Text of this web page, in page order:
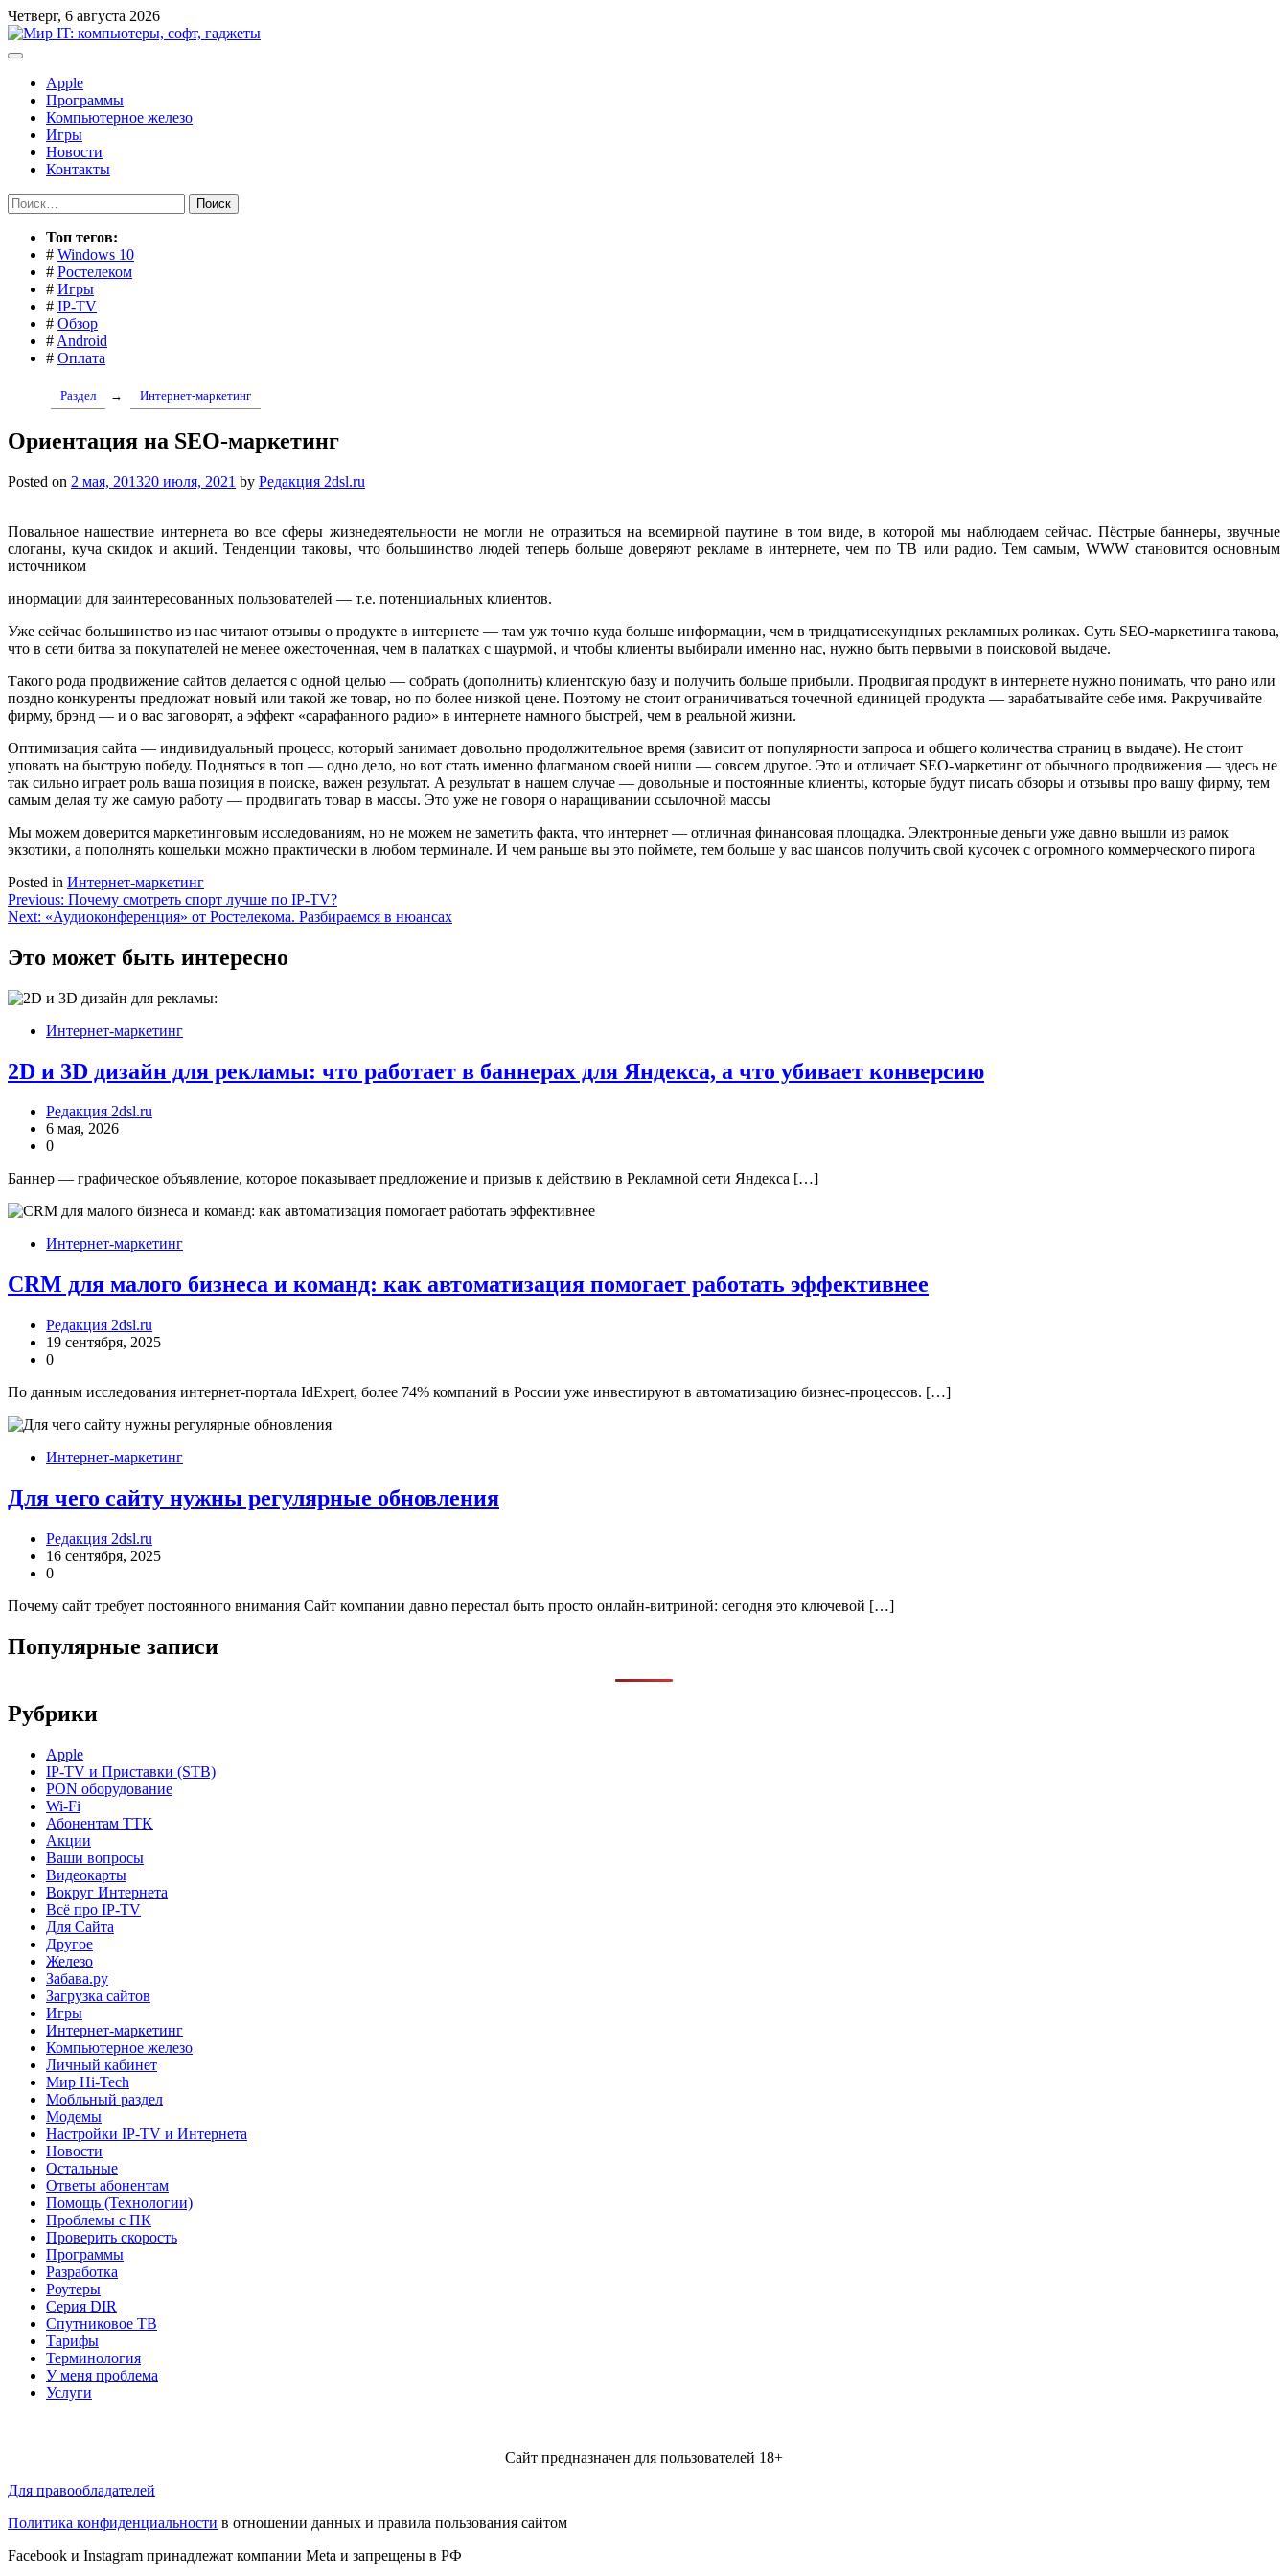
Перейти
к
содержимому
Четверг, 6 августа 2026
Apple
Программы
Компьютерное железо
Игры
Новости
Контакты
Найти:
Toп тегов:
# Windows 10
# Ростелеком
# Игры
# IP-TV
# Обзор
# Android
# Оплата
Раздел → Интернет-маркетинг
Ориентация на SEO-маркетинг
Posted on 2 мая, 201320 июля, 2021 by Редакция 2dsl.ru
Повальное нашествие интернета во все сферы жизнедеятельности не могли не отразиться на всемирной паутине в том виде, в которой мы наблюдаем сейчас. Пёстрые баннеры, звучные
слоганы, куча скидок и акций. Тенденции таковы, что большинство людей теперь больше доверяют рекламе в интернете, чем по ТВ или радио. Тем самым, WWW становится основным
источником
инормации для заинтересованных пользователей — т.е. потенциальных клиентов.
Уже сейчас большинство из нас читают отзывы о продукте в интернете — там уж точно куда больше информации, чем в тридцатисекундных рекламных роликах. Суть SEO-маркетинга такова,
что в сети битва за покупателей не менее ожесточенная, чем в палатках с шаурмой, и чтобы клиенты выбирали именно нас, нужно быть первыми в поисковой выдаче.
Такого рода продвижение сайтов делается с одной целью — собрать (дополнить) клиентскую базу и получить больше прибыли. Продвигая продукт в интернете нужно понимать, что рано или
поздно конкуренты предложат новый или такой же товар, но по более низкой цене. Поэтому не стоит ограничиваться точечной единицей продукта — зарабатывайте себе имя. Ракручивайте
фирму, брэнд — и о вас заговорят, а эффект «сарафанного радио» в интернете намного быстрей, чем в реальной жизни.
Оптимизация сайта — индивидуальный процесс, который занимает довольно продолжительное время (зависит от популярности запроса и общего количества страниц в выдаче). Не стоит
уповать на быструю победу. Подняться в топ — одно дело, но вот стать именно флагманом своей ниши — совсем другое. Это и отличает SEO-маркетинг от обычного продвижения — здесь не
так сильно играет роль ваша позиция в поиске, важен результат. А результат в нашем случае — довольные и постоянные клиенты, которые будут писать обзоры и отзывы про вашу фирму, тем
самым делая ту же самую работу — продвигать товар в массы. Это уже не говоря о наращивании ссылочной массы
Мы можем доверится маркетинговым исследованиям, но не можем не заметить факта, что интернет — отличная финансовая площадка. Электронные деньги уже давно вышли из рамок
экзотики, а пополнять кошельки можно практически в любом терминале. И чем раньше вы это поймете, тем больше у вас шансов получить свой кусочек с огромного коммерческого пирога
Posted in Интернет-маркетинг
Навигация
по
записям
Previous: Почему смотреть спорт лучше по IP-TV?
Next: «Аудиоконференция» от Ростелекома. Разбираемся в нюансах
Это может быть интересно
Интернет-маркетинг
2D и 3D дизайн для рекламы: что работает в баннерах для Яндекса, а что убивает конверсию
Редакция 2dsl.ru
6 мая, 2026
0
Баннер — графическое объявление, которое показывает предложение и призыв к действию в Рекламной сети Яндекса […]
Интернет-маркетинг
CRM для малого бизнеса и команд: как автоматизация помогает работать эффективнее
Редакция 2dsl.ru
19 сентября, 2025
0
По данным исследования интернет-портала IdExpert, более 74% компаний в России уже инвестируют в автоматизацию бизнес-процессов. […]
Интернет-маркетинг
Для чего сайту нужны регулярные обновления
Редакция 2dsl.ru
16 сентября, 2025
0
Почему сайт требует постоянного внимания Сайт компании давно перестал быть просто онлайн-витриной: сегодня это ключевой […]
Популярные записи
Рубрики
Apple
IP-TV и Приставки (STB)
PON оборудование
Wi-Fi
Абонентам TTK
Акции
Ваши вопросы
Видеокарты
Вокруг Интернета
Всё про IP-TV
Для Сайта
Другое
Железо
Забава.ру
Загрузка сайтов
Игры
Интернет-маркетинг
Компьютерное железо
Личный кабинет
Мир Hi-Tech
Мобльный раздел
Модемы
Настройки IP-TV и Интернета
Новости
Остальные
Ответы абонентам
Помощь (Технологии)
Проблемы с ПК
Проверить скорость
Программы
Разработка
Роутеры
Серия DIR
Спутниковое ТВ
Тарифы
Терминология
У меня проблема
Услуги
Сайт предназначен для пользователей 18+
Для правообладателей
Политика конфиденциальности в отношении данных и правила пользования сайтом
Facebook и Instagram принадлежат компании Metа и запрещены в РФ